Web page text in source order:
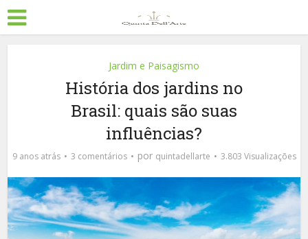
Jardim e Paisagismo
História dos jardins no
Brasil: quais são suas
influências?
9 anos atrás 3 comentários por quintadellarte 3.803 Visualizações